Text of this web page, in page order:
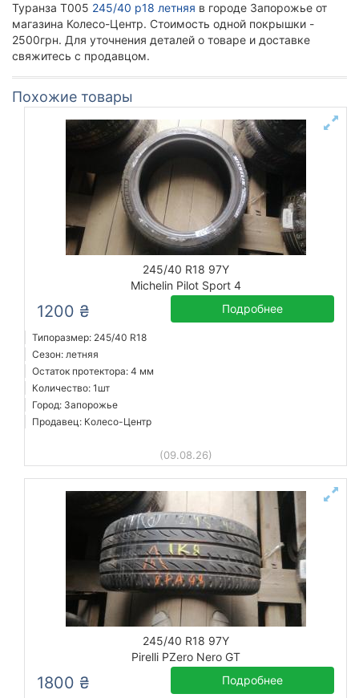
Туранза Т005 245/40 р18 летняя в городе Запорожье от
магазина Колесо-Центр. Стоимость одной покрышки -
2500грн. Для уточнения деталей о товаре и доставке
свяжитесь с продавцом.
Похожие товары
245/40 R18 97Y
Michelin Pilot Sport 4
1200 ₴ Подробнее
Типоразмер: 245/40 R18
Сезон: летняя
Остаток протектора: 4 мм
Количество: 1шт
Город: Запорожье
Продавец: Колесо-Центр
(09.08.26)
245/40 R18 97Y
Pirelli PZero Nero GT
1800 ₴ Подробнее